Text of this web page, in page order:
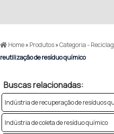
Home»Produtos»Categoria -
reutilização de resíduo químico
Buscas relacionadas:
Indústria de recuperação de resíduos
Indústria de coleta de resíduo químico